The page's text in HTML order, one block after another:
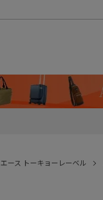
エース トーキョーレーベル